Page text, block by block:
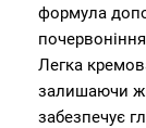
формула
Легка
залишаючи
забезпечує